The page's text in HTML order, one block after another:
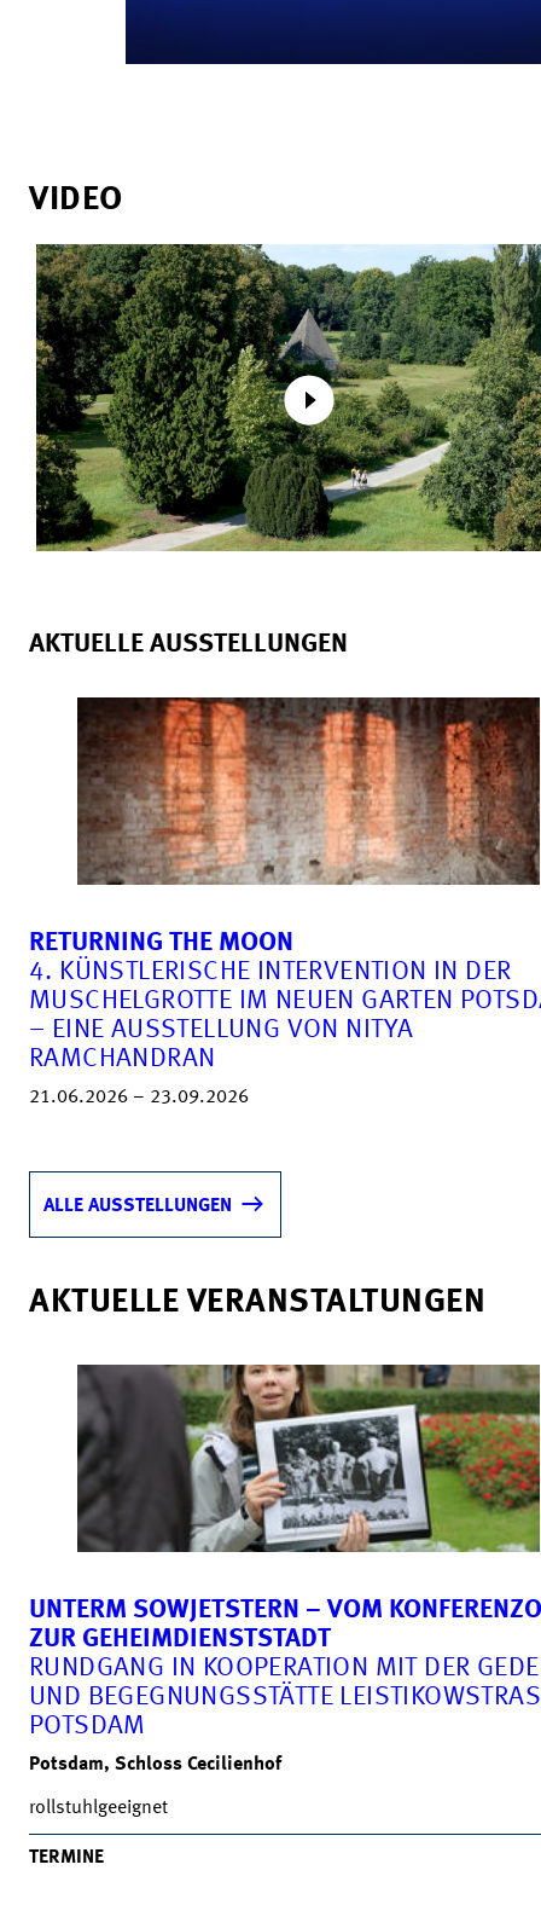
VIDEO
AKTUELLE AUSSTELLUNGEN
RETURNING THE MOON
4. KÜNSTLERISCHE INTERVENTION IN DER
MUSCHELGROTTE IM NEUEN GARTEN
– EINE AUSSTELLUNG VON NITYA
RAMCHANDRAN
21.06.2026 – 23.09.2026
ALLE AUSSTELLUNGEN
AKTUELLE VERANSTALTUNGEN
UNTERM SOWJETSTERN – VOM
ZUR GEHEIMDIENSTSTADT
RUNDGANG IN KOOPERATION MIT DER
UND BEGEGNUNGSSTÄTTE
OTSDAM
Potsdam, Schloss Cecilienhof
rollstuhlgeeignet
TERMINE